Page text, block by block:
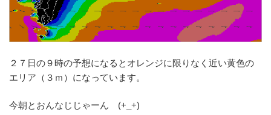
２７日の９時の予想になるとオレンジに限りなく近い黄色の
エリア（３ｍ）になっています。
今朝とおんなじじゃーん (+_+)